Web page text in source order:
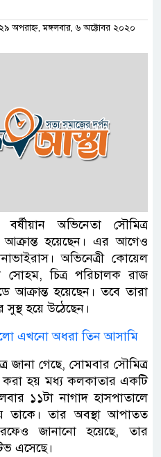
মঙ্গলবার, ৬ অক্টোবর ২০২০
অভিনেতা সৌমিত্র
আক্রান্ত হয়েছেন। এর আগেও
অভিনেত্রী কোয়েল
সোহম, চিত্র পরিচালক রাজ
আক্রান্ত হয়েছেন। তবে তারা
হয়ে উঠেছেন।
এখনো অধরা তিন আসামি
জানা গেছে, সোমবার সৌমিত্র
করা হয় মধ্য কলকাতার একটি
১১টা নাগাদ হাসপাতালে
তাকে। তার অবস্থা আপাতত
জানানো হয়েছে, তার
এসেছে।